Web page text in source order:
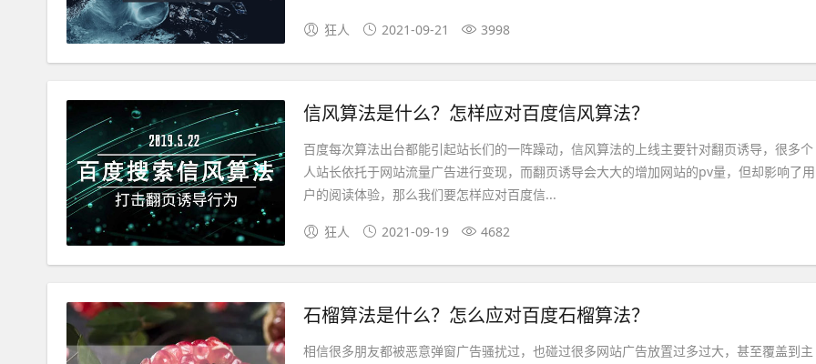
狂人 2021-09-21 3998
信风算法是什么？怎样应对百度信风算法？
百度每次算法出台都能引起站长们的一阵躁动，信风算法的上线主要针对翻页诱导，很多个
人站长依托于网站流量广告进行变现，而翻页诱导会大大的增加网站的pv量，但却影响了用
户的阅读体验，那么我们要怎样应对百度信...
狂人 2021-09-19 4682
石榴算法是什么？怎么应对百度石榴算法？
相信很多朋友都被恶意弹窗广告骚扰过，也碰过很多网站广告放置过多过大，甚至覆盖到主